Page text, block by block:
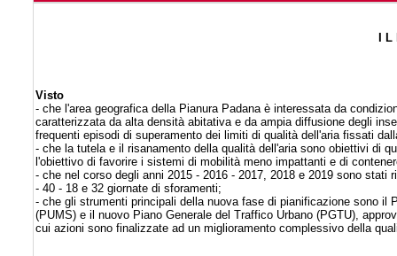
I
Visto
- che l'area geografica della Pianura Padana è interessata da
caratterizzata da alta densità abitativa e da ampia diffusione degli
frequenti episodi di superamento dei limiti di qualità dell'aria fissati
- che la tutela e il risanamento della qualità dell'aria sono obiettivi di
l'obiettivo di favorire i sistemi di mobilità meno impattanti e di
- che nel corso degli anni 2015 - 2016 - 2017, 2018 e 2019 sono
- 40 - 18 e 32 giornate di sforamenti;
- che gli strumenti principali della nuova fase di pianificazione sono il
(PUMS) e il nuovo Piano Generale del Traffico Urbano (PGTU),
cui azioni sono finalizzate ad un miglioramento complessivo della